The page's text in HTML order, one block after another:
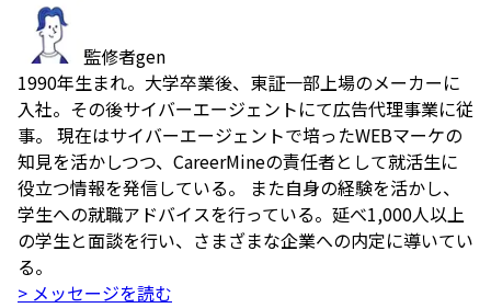
監修者gen
1990年生まれ。大学卒業後、東証一部上場のメーカーに
入社。その後サイバーエージェントにて広告代理事業に従
事。 現在はサイバーエージェントで培ったWEBマーケの
知見を活かしつつ、CareerMineの責任者として就活生に
役立つ情報を発信している。 また自身の経験を活かし、
学生への就職アドバイスを行っている。延べ1,000人以上
の学生と面談を行い、さまざまな企業への内定に導いてい
る。
> メッセージを読む